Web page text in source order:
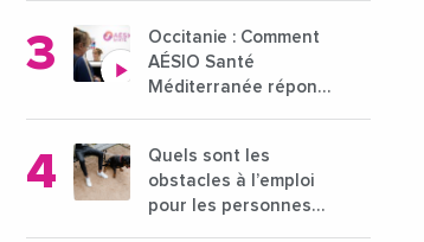
21 octobre 2024
Occitanie : Comment
AÉSIO Santé
Méditerranée répond
?
Quels sont les
obstacles à l’emploi
pour les personnes